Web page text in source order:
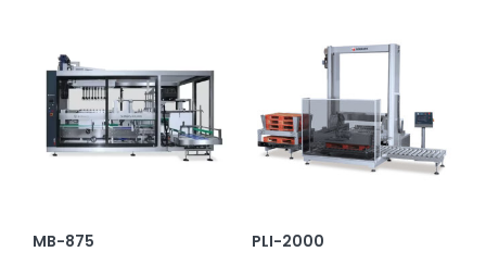
MB-875 PLI-2000